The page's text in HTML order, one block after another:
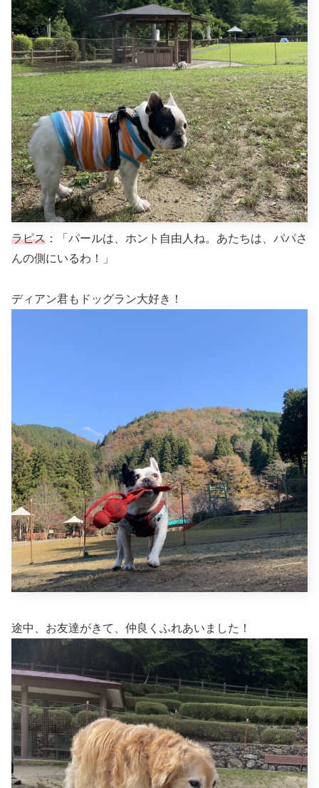
ラピス ：「パールは、ホント自由人ね。あたちは、パパさ
んの側にいるわ！」
ディアン君もドッグラン大好き！
途中、お友達がきて、仲良くふれあいました！